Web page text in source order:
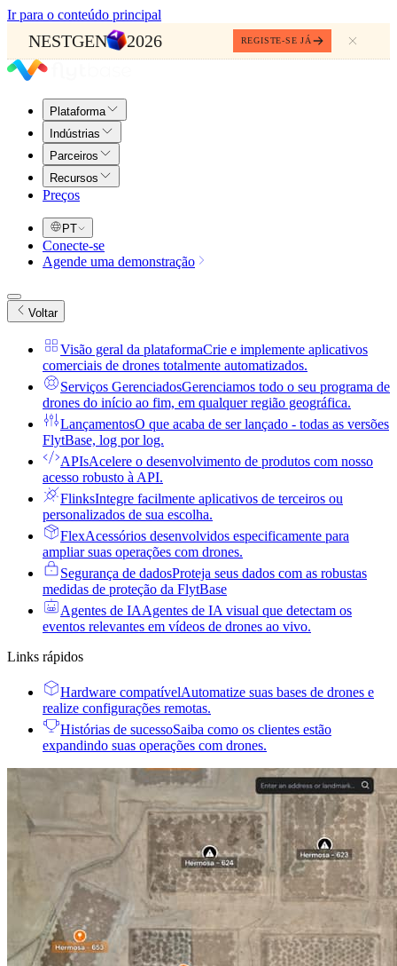
Ir para o conteúdo principal
NESTGEN 2026 REGISTE-SE JÁ
Plataforma
Indústrias
Parceiros
Recursos
Preços
PT
Conecte-se
Agende uma demonstração
Voltar
Visão geral da plataformaCrie e implemente aplicativos
comerciais de drones totalmente automatizados.
Serviços GerenciadosGerenciamos todo o seu programa de
drones do início ao fim, em qualquer região geográfica.
LançamentosO que acaba de ser lançado - todas as versões
FlytBase, log por log.
APIsAcelere o desenvolvimento de produtos com nosso
acesso robusto à API.
FlinksIntegre facilmente aplicativos de terceiros ou
personalizados de sua escolha.
FlexAcessórios desenvolvidos especificamente para
ampliar suas operações com drones.
Segurança de dadosProteja seus dados com as robustas
medidas de proteção da FlytBase
Agentes de IAAgentes de IA visual que detectam os
eventos relevantes em vídeos de drones ao vivo.
Links rápidos
Hardware compatívelAutomatize suas bases de drones e
realize configurações remotas.
Histórias de sucessoSaiba como os clientes estão
expandindo suas operações com drones.